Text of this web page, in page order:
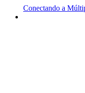
Conectando a